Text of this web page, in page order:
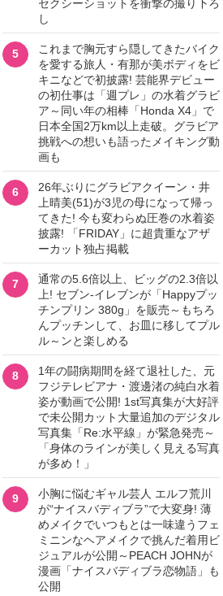
セクシーショットを衝撃の撮り下ろ
し
5
これまで胸元すら隠してきたバイク
を愛する旅人・有那が美ボディをビ
キニなどで初披露! 芸能界デビュー
の初仕事は「週プレ」の水着グラビ
ア～同い年の相棒「Honda X4」で
日本全国2万km以上走破。グラビア
挑戦への想いも語ったメイキング動
画も
6
26年ぶりにグラビアクイーン・井
上晴美(51)が3児の母になって帰っ
てきた! 今も変わらぬ圧巻の水着姿
披露! 「FRIDAY」に超貴重なアザ
ーカット独占掲載
7
通常の5.6倍以上、ビッグの2.3倍以
上! セブン‐イレブンが「Happyプッ
チンプリン 380g」を販売～もちろ
んプッチンして、お皿に移してプル
ル～ンと楽しめる
8
1年の闘病期間を経て退社した、元
フジテレビアナ・渡邊渚の純白水着
姿が動画で公開! 1st写真集が大好評
で未公開カット大量追加のデジタル
写真集「Re:水平線」が緊急発売～
「身体のラインが美しく見える写真
が多め！」
9
小胸に悩むギャル芸人 エルフ荒川
が“ナイスバディブラ”で大変身! 薄
めメイクでいつもとは一味違うフェ
ミニンなヘアメイクで挑んだ着用ビ
ジュアルが公開～PEACH JOHNが
漫画「ナイスバディブラ恋物語」も
公開